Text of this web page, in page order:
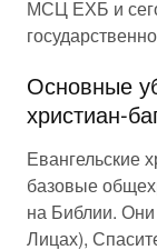
МСЦ ЕХБ и
Основные
христиан-
Евангельские
базовые
на Библии. Они
Лицах),